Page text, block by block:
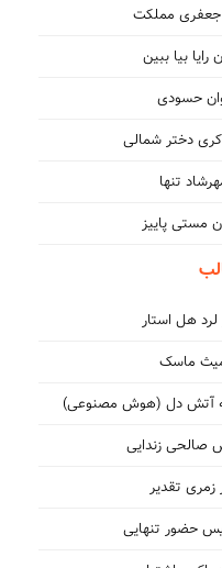
جعفری مملکت
بیا ببین
حسودی
دختر شمالی
تنها
مستی پاییز
هل استار
میث ماسک
آتش دل (هوش مصنوعی)
صالحی زندایی
زمری تقدیر
حضور تنهایی